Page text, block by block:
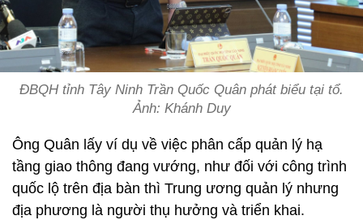
ĐBQH tỉnh Tây Ninh Trần Quốc Quân phát biểu tại tổ.
Ảnh: Khánh Duy
Ông Quân lấy ví dụ về việc phân cấp quản lý hạ
tầng giao thông đang vướng, như đối với công trình
quốc lộ trên địa bàn thì Trung ương quản lý nhưng
địa phương là người thụ hưởng và triển khai.